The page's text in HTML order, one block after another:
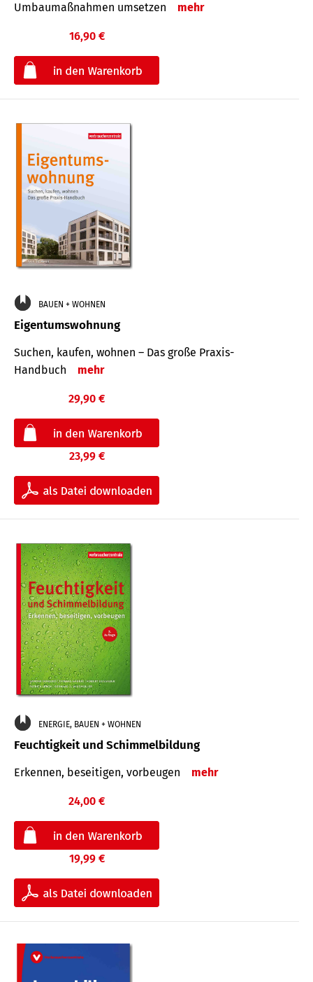
Umbaumaßnahmen umsetzen
mehr
16,90 €
BAUEN + WOHNEN
Eigentumswohnung
Suchen, kaufen, wohnen – Das große Praxis-
Handbuch
mehr
29,90 €
23,99 €
ENERGIE, BAUEN + WOHNEN
Feuchtigkeit und Schimmelbildung
Erkennen, beseitigen, vorbeugen mehr
24,00 €
19,99 €